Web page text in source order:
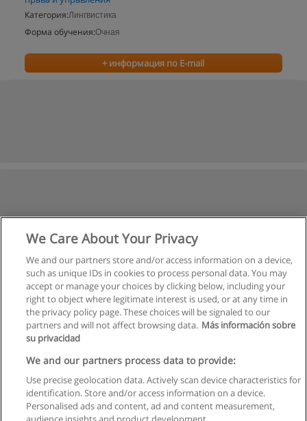
Категория:Лингвистика
Форма обучения:Очная
+ информация по E-mail
Правила пользования
We Care About Your Privacy
We and our partners store and/or access information on a device,
such as unique IDs in cookies to process personal data. You may
accept or manage your choices by clicking below, including your
right to object where legitimate interest is used, or at any time in
the privacy policy page. These choices will be signaled to our
partners and will not affect browsing data. Más información sobre
su privacidad
We and our partners process data to provide:
Use precise geolocation data. Actively scan device characteristics for
identification. Store and/or access information on a device.
Personalised ads and content, ad and content measurement,